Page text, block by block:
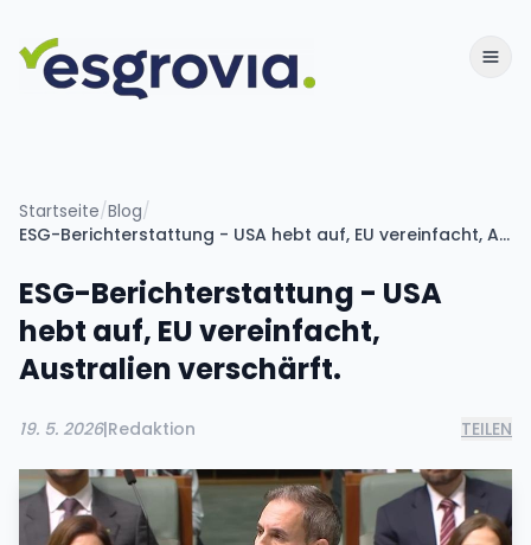
Startseite/Blog/
ESG-Berichterstattung - USA hebt auf, EU vereinfacht, Australien verschärft.
ESG-Berichterstattung - USA
hebt auf, EU vereinfacht,
Australien verschärft.
19. 5. 2026|Redaktion TEILEN